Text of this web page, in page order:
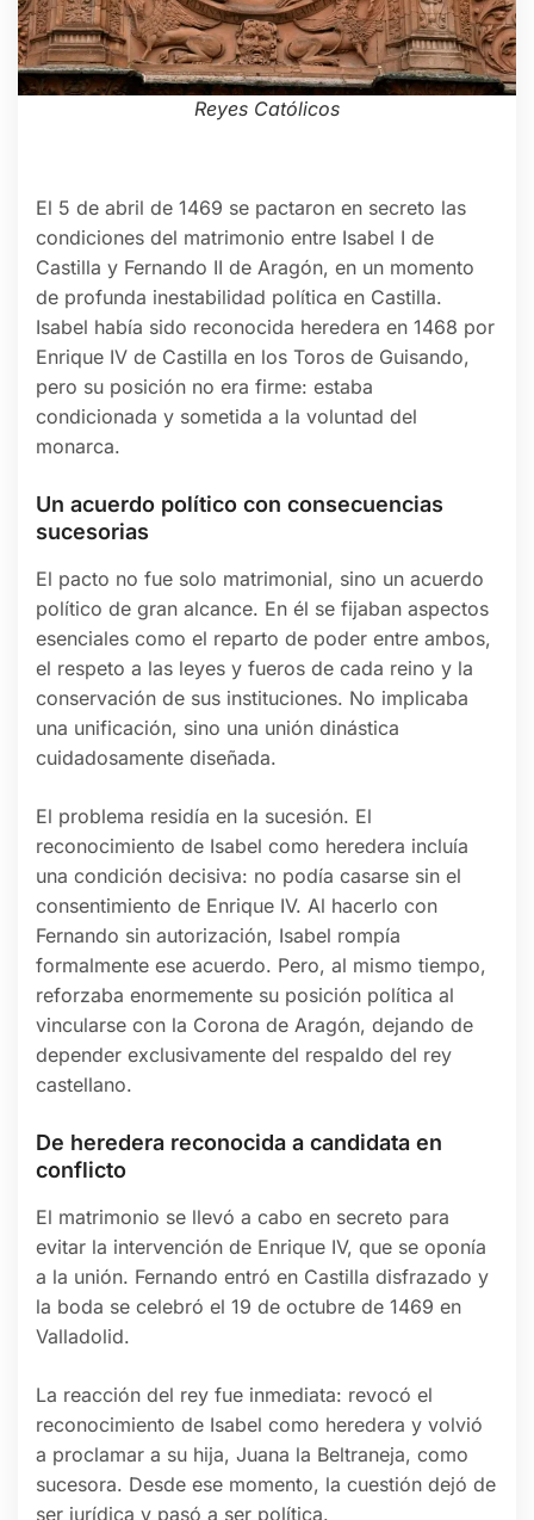
Reyes Católicos
El 5 de abril de 1469 se pactaron en secreto las
condiciones del matrimonio entre Isabel I de
Castilla y Fernando II de Aragón, en un momento
de profunda inestabilidad política en Castilla.
Isabel había sido reconocida heredera en 1468 por
Enrique IV de Castilla en los Toros de Guisando,
pero su posición no era firme: estaba
condicionada y sometida a la voluntad del
monarca.
Un acuerdo político con consecuencias
sucesorias
El pacto no fue solo matrimonial, sino un acuerdo
político de gran alcance. En él se fijaban aspectos
esenciales como el reparto de poder entre ambos,
el respeto a las leyes y fueros de cada reino y la
conservación de sus instituciones. No implicaba
una unificación, sino una unión dinástica
cuidadosamente diseñada.
El problema residía en la sucesión. El
reconocimiento de Isabel como heredera incluía
una condición decisiva: no podía casarse sin el
consentimiento de Enrique IV. Al hacerlo con
Fernando sin autorización, Isabel rompía
formalmente ese acuerdo. Pero, al mismo tiempo,
reforzaba enormemente su posición política al
vincularse con la Corona de Aragón, dejando de
depender exclusivamente del respaldo del rey
castellano.
De heredera reconocida a candidata en
conflicto
El matrimonio se llevó a cabo en secreto para
evitar la intervención de Enrique IV, que se oponía
a la unión. Fernando entró en Castilla disfrazado y
la boda se celebró el 19 de octubre de 1469 en
Valladolid.
La reacción del rey fue inmediata: revocó el
reconocimiento de Isabel como heredera y volvió
a proclamar a su hija, Juana la Beltraneja, como
sucesora. Desde ese momento, la cuestión dejó de
ser jurídica y pasó a ser política.